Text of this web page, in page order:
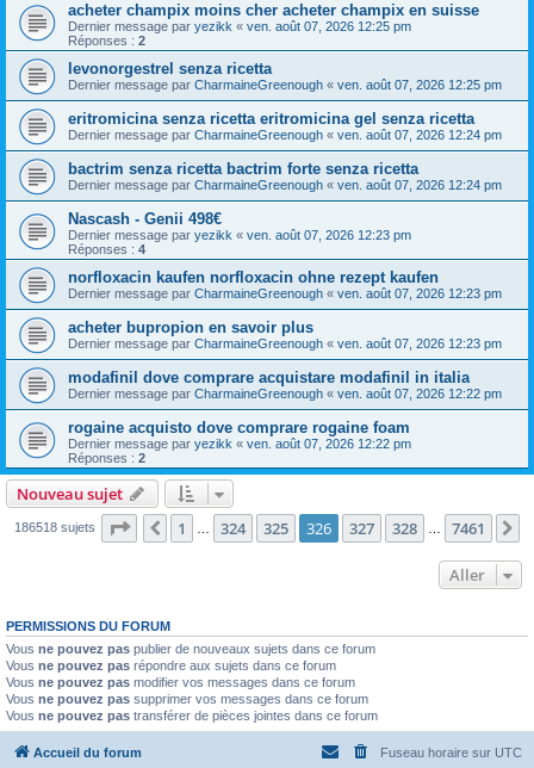
acheter champix moins cher acheter champix en suisse
Dernier message par yezikk « ven. août 07, 2026 12:25 pm
Réponses : 2
levonorgestrel senza ricetta
Dernier message par CharmaineGreenough « ven. août 07, 2026 12:25 pm
eritromicina senza ricetta eritromicina gel senza ricetta
Dernier message par CharmaineGreenough « ven. août 07, 2026 12:24 pm
bactrim senza ricetta bactrim forte senza ricetta
Dernier message par CharmaineGreenough « ven. août 07, 2026 12:24 pm
Nascash - Genii 498€
Dernier message par yezikk « ven. août 07, 2026 12:23 pm
Réponses : 4
norfloxacin kaufen norfloxacin ohne rezept kaufen
Dernier message par CharmaineGreenough « ven. août 07, 2026 12:23 pm
acheter bupropion en savoir plus
Dernier message par CharmaineGreenough « ven. août 07, 2026 12:23 pm
modafinil dove comprare acquistare modafinil in italia
Dernier message par CharmaineGreenough « ven. août 07, 2026 12:22 pm
rogaine acquisto dove comprare rogaine foam
Dernier message par yezikk « ven. août 07, 2026 12:22 pm
Réponses : 2
Nouveau sujet
186518 sujets Page 326 sur7461
Précédent
1 324 325 326 327 328 7461
Aller
PERMISSIONS DU FORUM
Vous ne pouvez pas publier de nouveaux sujets dans ce forum
Vous ne pouvez pas répondre aux sujets dans ce forum
Vous ne pouvez pas modifier vos messages dans ce forum
Vous ne pouvez pas supprimer vos messages dans ce forum
Vous ne pouvez pas transférer de pièces jointes dans ce forum
Accueil du forum Fuseau horaire sur UTC